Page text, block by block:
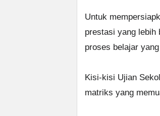
Untuk
prestasi yang lebih
proses belajar
Kisi-kisi Ujian
matriks yang